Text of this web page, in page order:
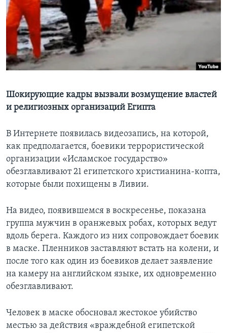
Learning English
СОЦИАЛЬНЫЕ СЕТИ
Языки
Шокирующие кадры вызвали возмущение властей
и религиозных организаций Египта
В Интернете появилась видеозапись, на которой,
как предполагается, боевики террористической
организации «Исламское государство»
обезглавливают 21 египетского христианина-копта,
которые были похищены в Ливии.
На видео, появившемся в воскресенье, показана
группа мужчин в оранжевых робах, которых ведут
вдоль берега. Каждого из них сопровождает боевик
в маске. Пленников заставляют встать на колени, и
после того как один из боевиков делает заявление
на камеру на английском языке, их одновременно
обезглавливают.
Человек в маске обосновал жестокое убийство
местью за действия «враждебной египетской